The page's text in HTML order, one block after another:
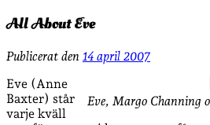
All About Eve
Publicerat den 14 april 2007
Eve, Margo Channing
Eve (Anne
Baxter) står
varje kväll